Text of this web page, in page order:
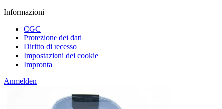
Informazioni
CGC
Protezione dei dati
Diritto di recesso
Impostazioni dei cookie
Impronta
Anmelden